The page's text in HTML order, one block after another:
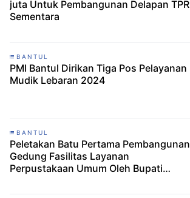
juta Untuk Pembangunan Delapan TPR
Sementara
BANTUL
PMI Bantul Dirikan Tiga Pos Pelayanan
Mudik Lebaran 2024
BANTUL
Peletakan Batu Pertama Pembangunan
Gedung Fasilitas Layanan
Perpustakaan Umum Oleh Bupati